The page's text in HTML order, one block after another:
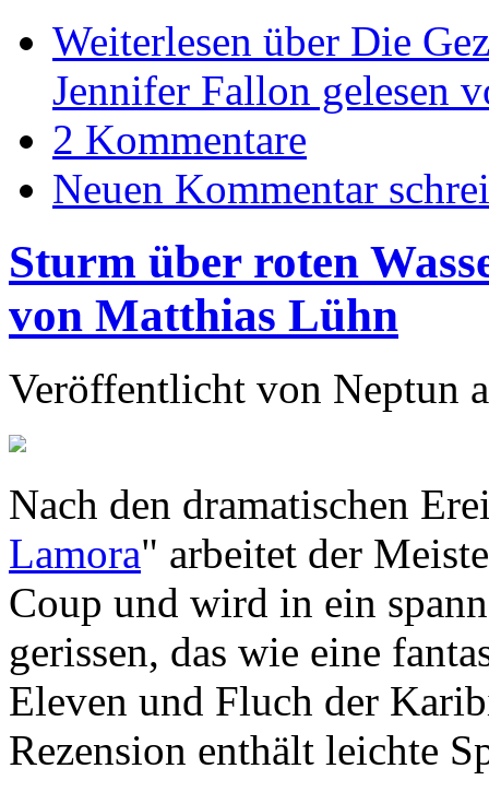
Weiterlesen über Die
Jennifer Fallon gelesen
2 Kommentare
Neuen Kommentar
Sturm über roten
von Matthias Lühn
Veröffentlicht von Neptun
Nach den dramatischen
Lamora" arbeitet der
Coup und wird in ein
gerissen, das wie eine
Eleven und Fluch der
Rezension enthält leichte